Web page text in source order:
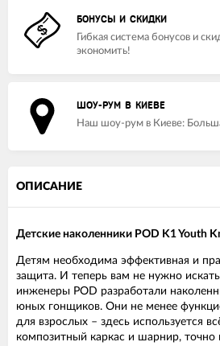
БОНУСЫ И СКИДКИ
Гибкая система бонусов и
экономить!
ШОУ-РУМ В КИЕВЕ
Наш шоу-рум в Киеве:
ОПИСАНИЕ
Детские наколенники POD K1 Youth
Детям необходима эффективная и
защита. И теперь вам не нужно
инженеры POD разработали
юных гонщиков. Они не менее
для взрослых – здесь используется
композитный каркас и шарнир,